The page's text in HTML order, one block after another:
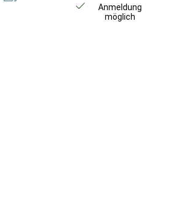
Anmeldung
möglich